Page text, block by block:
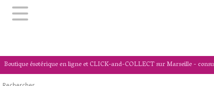
Boutique ésotérique en ligne et CLICK-and-COLLECT sur Marseille -